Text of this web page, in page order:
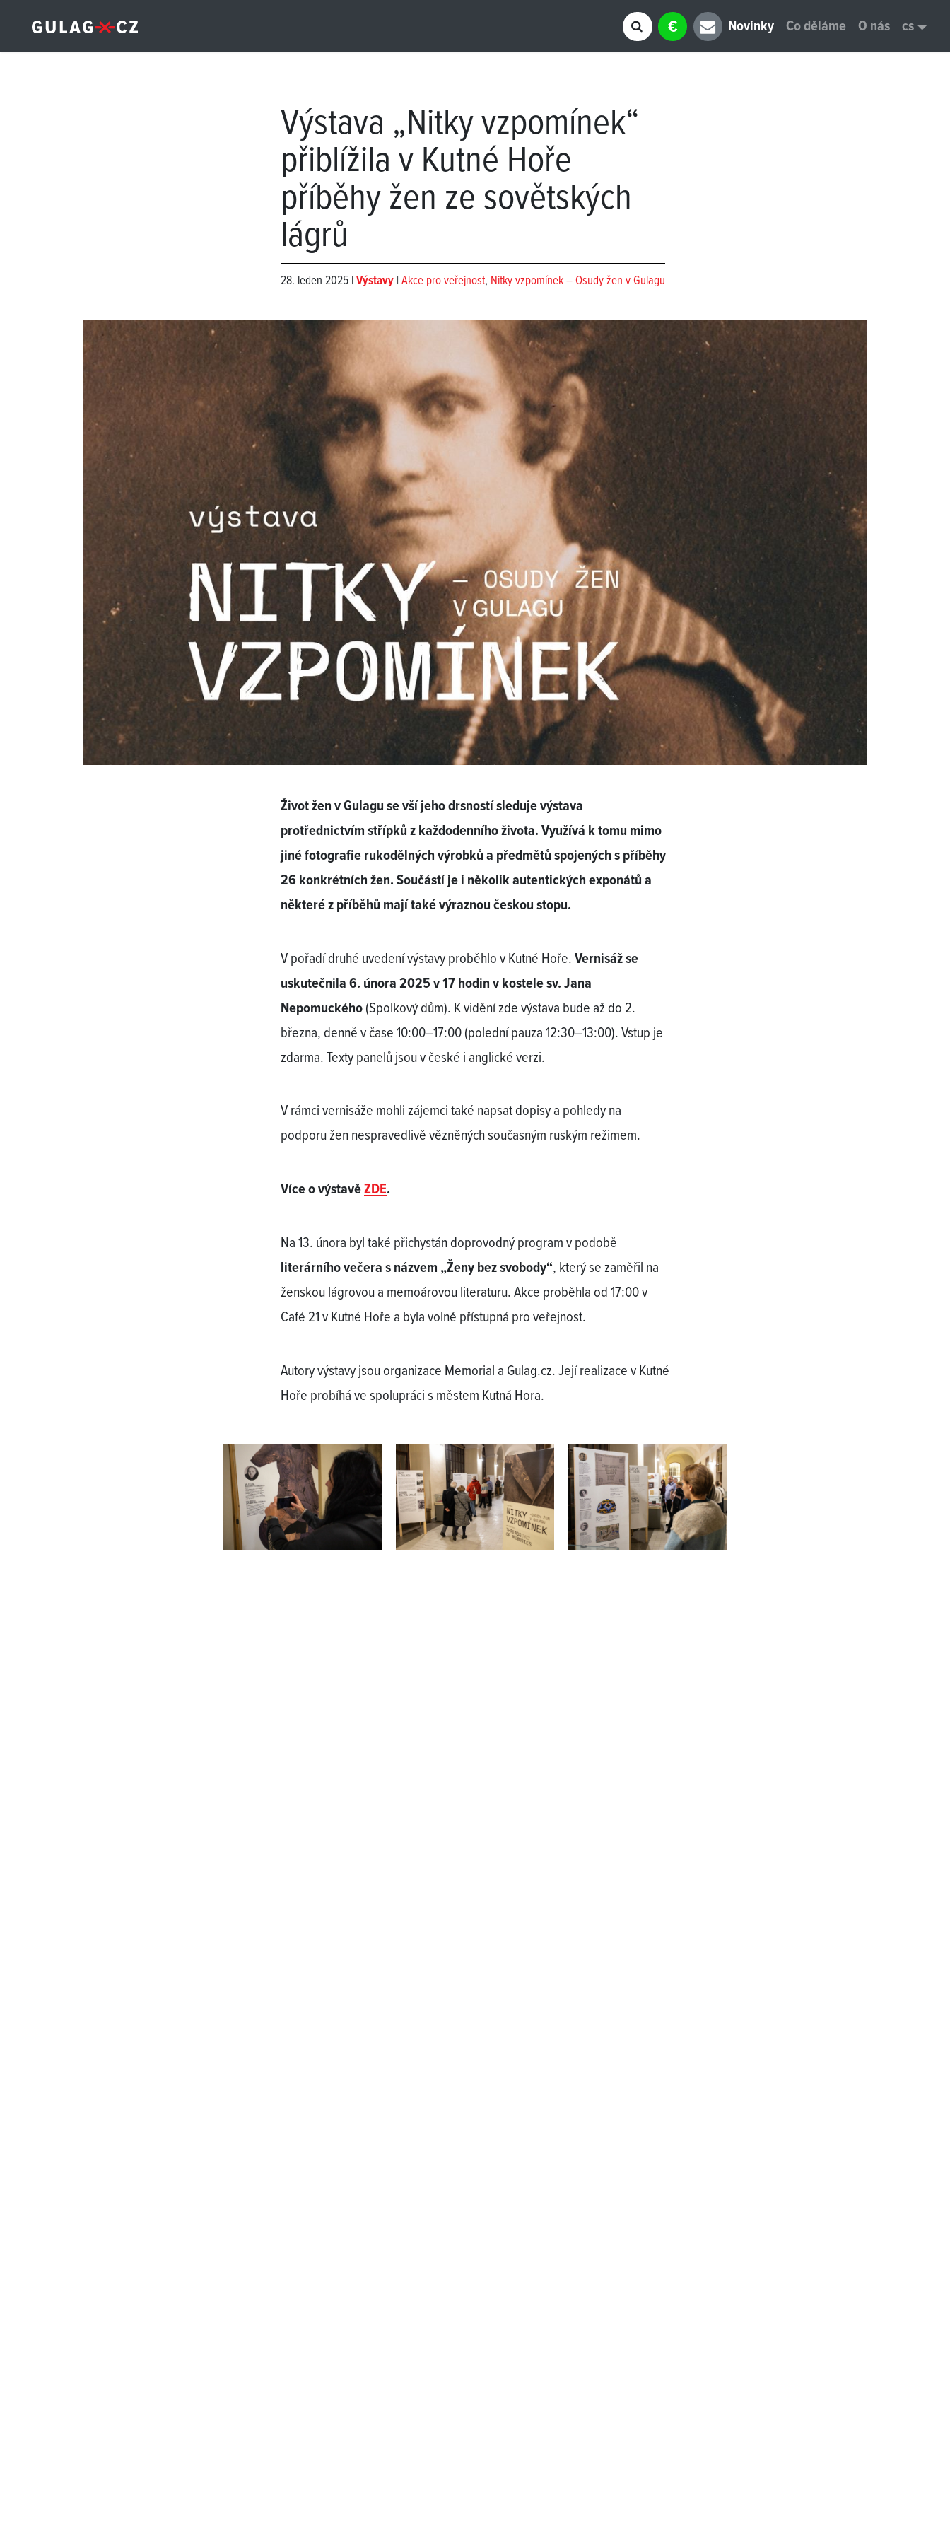
€ Novinky Co děláme O nás cs
Výstava „Nitky vzpomínek“
přiblížila v Kutné Hoře
příběhy žen ze sovětských
lágrů
28. leden 2025 | Výstavy | Akce pro veřejnost, Nitky vzpomínek – Osudy žen v Gulagu
Život žen v Gulagu se vší jeho drsností sleduje výstava
protřednictvím střípků z každodenního života. Využívá k tomu mimo
jiné fotografie rukodělných výrobků a předmětů spojených s příběhy
26 konkrétních žen. Součástí je i několik autentických exponátů a
některé z příběhů mají také výraznou českou stopu.
V pořadí druhé uvedení výstavy proběhlo v Kutné Hoře.Vernisáž se
uskutečnila 6. února 2025 v 17 hodin v kostele sv. Jana
Nepomuckého(Spolkový dům). K vidění zde výstava bude až do 2.
března, denně v čase 10:00–17:00 (polední pauza 12:30–13:00). Vstup je
zdarma. Texty panelů jsou v české i anglické verzi.
V rámci vernisáže mohli zájemci také napsat dopisy a pohledy na
podporu žen nespravedlivě vězněných současným ruským režimem.
Více o výstavěZDE.
Na 13. února byl také přichystán doprovodný program v podobě
literárního večera s názvem „Ženy bez svobody“, který se zaměřil na
ženskou lágrovou a memoárovou literaturu. Akce proběhla od 17:00 v
Café 21 v Kutné Hoře a byla volně přístupná pro veřejnost.
Autory výstavy jsou organizace Memorial a Gulag.cz. Její realizace v Kutné
Hoře probíhá ve spolupráci s městem Kutná Hora.